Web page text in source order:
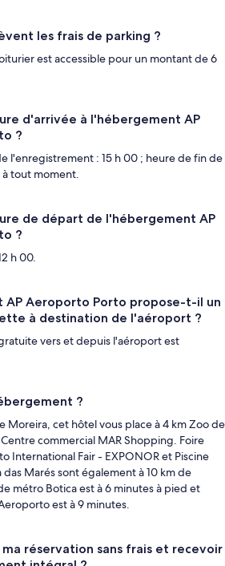
les frais de parking ?
est accessible pour un montant de 6
d'arrivée à l'hébergement AP
?
l'enregistrement : 15 h 00 ; heure de fin de
tout moment.
de départ de l'hébergement AP
?
h 00.
AP Aeroporto Porto propose-t-il un
à destination de l'aéroport ?
vers et depuis l'aéroport est
?
Moreira, cet hôtel vous place à 4 km Zoo de
commercial MAR Shopping. Foire
International Fair - EXPONOR et Piscine
das Marés sont également à 10 km de
métro Botica est à 6 minutes à pied et
est à 9 minutes.
ma réservation sans frais et recevoir